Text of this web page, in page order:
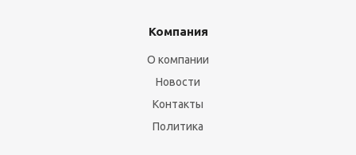
Компания
О компании
Новости
Контакты
Политика